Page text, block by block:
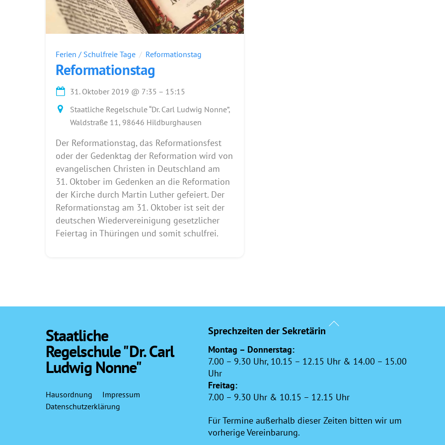
Ferien / Schulfreie Tage Reformationstag
Reformationstag
31. Oktober 2019 @ 7:35 – 15:15
Staatliche Regelschule “Dr. Carl Ludwig Nonne”,
Waldstraße 11, 98646 Hildburghausen
Der Reformationstag, das Reformationsfest
oder der Gedenktag der Reformation wird von
evangelischen Christen in Deutschland am
31. Oktober im Gedenken an die Reformation
der Kirche durch Martin Luther gefeiert. Der
Reformationstag am 31. Oktober ist seit der
deutschen Wiedervereinigung gesetzlicher
Feiertag in Thüringen und somit schulfrei.
Back
Staatliche
Regelschule "Dr. Carl
Ludwig Nonne"
Hausordnung
Impressum
Datenschutzerklärung
Sprechzeiten der Sekretärin
Montag – Donnerstag:
7.00 – 9.30 Uhr, 10.15 – 12.15 Uhr & 14.00 – 15.00
Uhr
Freitag:
7.00 – 9.30 Uhr & 10.15 – 12.15 Uhr
Für Termine außerhalb dieser Zeiten bitten wir um
vorherige Vereinbarung.